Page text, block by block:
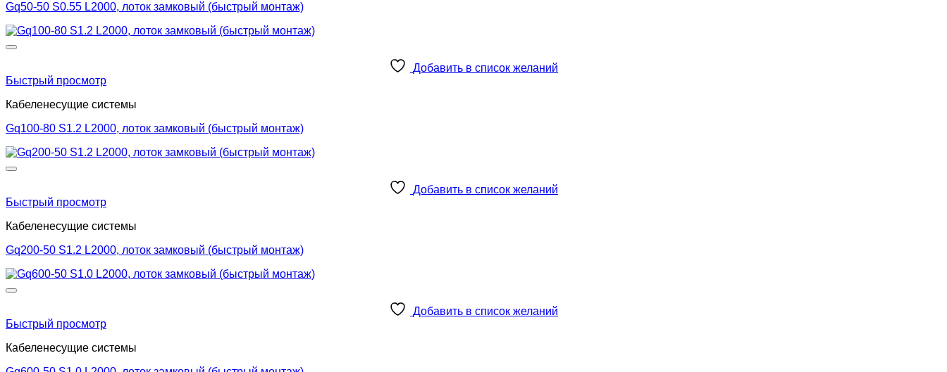
Gq50-50 S0.55 L2000, лоток замковый (быстрый монтаж)
Добавить в список желаний
Быстрый просмотр
Кабеленесущие системы
Gq100-80 S1.2 L2000, лоток замковый (быстрый монтаж)
Добавить в список желаний
Быстрый просмотр
Кабеленесущие системы
Gq200-50 S1.2 L2000, лоток замковый (быстрый монтаж)
Добавить в список желаний
Быстрый просмотр
Кабеленесущие системы